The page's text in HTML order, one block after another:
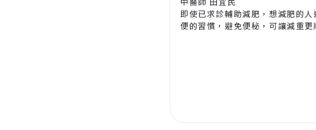
即使已求診輔助減肥，想減肥的
便的習慣，避免便秘，可讓減重更